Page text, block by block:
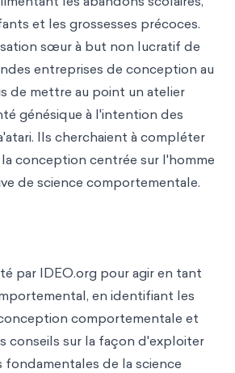
et les grossesses précoces.
sœur à but non lucratif de
entreprises de conception au
de mettre au point un atelier
génésique à l'intention des
Ils cherchaient à compléter
conception centrée sur l'homme
de science comportementale.
par IDEO.org pour agir en tant
en identifiant les
comportementale et
conseils sur la façon d'exploiter
fondamentales de la science